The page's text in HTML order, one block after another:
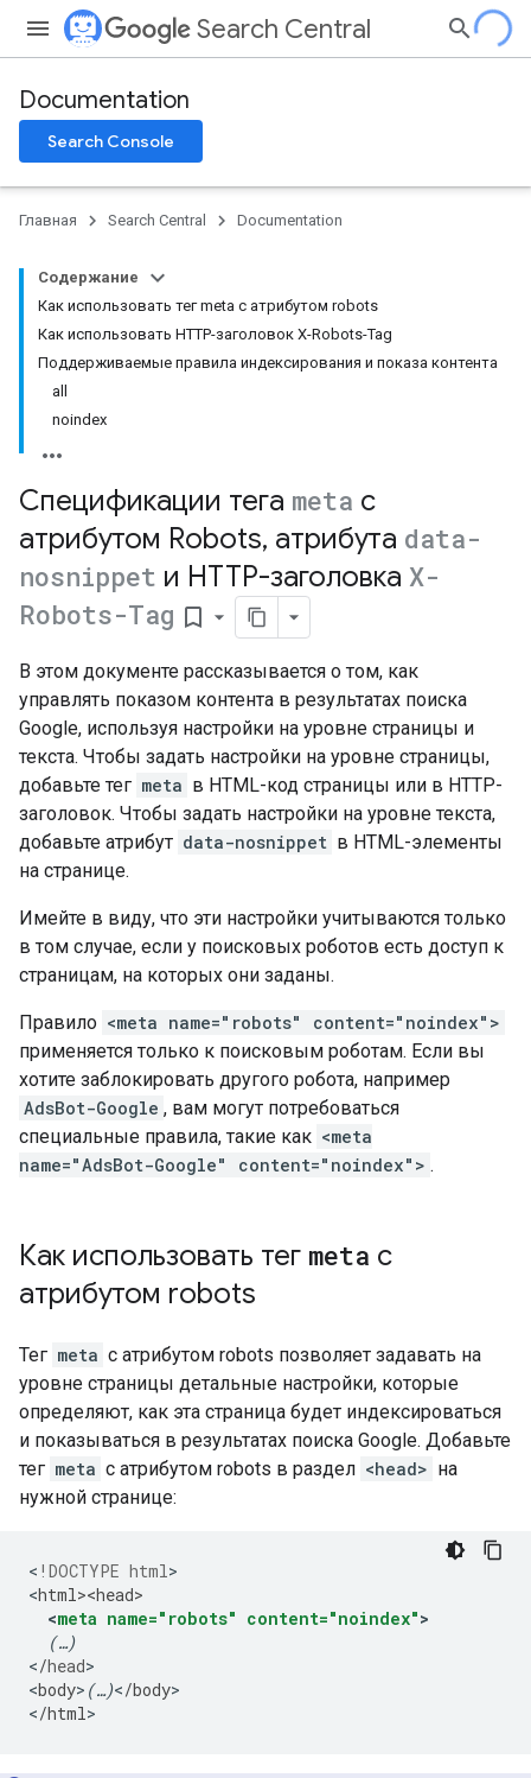
Search Central
Documentation
Search Console
Главная Search Central Documentation
Содержание
Как использовать тег meta с атрибутом robots
Как использовать HTTP-заголовок X-Robots-Tag
Поддерживаемые правила индексирования и показа контента
all
noindex
Спецификации тега meta с
атрибутом Robots, атрибута data-
nosnippet и HTTP-заголовка X-
Robots-Tag bookmark_border
В этом документе рассказывается о том, как
управлять показом контента в результатах поиска
Google, используя настройки на уровне страницы и
текста. Чтобы задать настройки на уровне страницы,
добавьте тег meta в HTML-код страницы или в HTTP-
заголовок. Чтобы задать настройки на уровне текста,
добавьте атрибут data-nosnippet в HTML-элементы
на странице.
Имейте в виду, что эти настройки учитываются только
в том случае, если у поисковых роботов есть доступ к
страницам, на которых они заданы.
Правило <meta name="robots" content="noindex">
применяется только к поисковым роботам. Если вы
хотите заблокировать другого робота, например
AdsBot-Google , вам могут потребоваться
специальные правила, такие как <meta
name="AdsBot-Google" content="noindex"> .
Как использовать тег meta с
атрибутом robots
Тег meta с атрибутом robots позволяет задавать на
уровне страницы детальные настройки, которые
определяют, как эта страница будет индексироваться
и показываться в результатах поиска Google. Добавьте
тег meta с атрибутом robots в раздел <head> на
нужной странице:
< !DOCTYPE html>
<html><head>
<meta name="robots" content="noindex">
(…)
</head>
<body> (…)</body>
</html>